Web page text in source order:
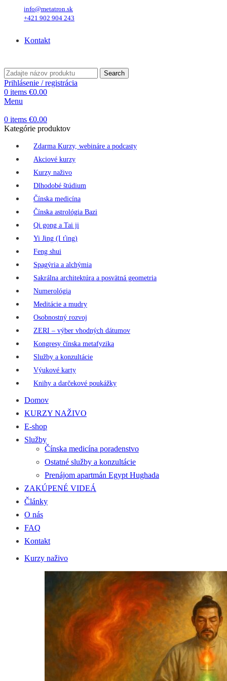
info@metatron.sk
+421 902 904 243
Kontakt
Search
Prihlásenie / registrácia
0 items €0.00
Menu
0 items €0.00
Kategórie produktov
Zdarma Kurzy, webináre a podcasty
Akciové kurzy
Kurzy naživo
Dlhodobé štúdium
Čínska medicína
Čínska astrológia Bazi
Qi gong a Tai ji
Yi Jing (I ťing)
Feng shui
Spagýria a alchýmia
Sakrálna architektúra a posvätná geometria
Numerológia
Meditácie a mudry
Osobnostný rozvoj
ZERI – výber vhodných dátumov
Kongresy čínska metafyzika
Služby a konzultácie
Výukové karty
Knihy a darčekové poukážky
Domov
KURZY NAŽIVO
E-shop
Služby
Čínska medicína poradenstvo
Ostatné služby a konzultácie
Prenájom apartmán Egypt Hughada
ZAKÚPENÉ VIDEÁ
Články
O nás
FAQ
Kontakt
Kurzy naživo